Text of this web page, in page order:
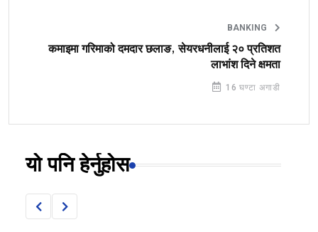
BANKING
कमाइमा गरिमाको दमदार छलाङ, सेयरधनीलाई २० प्रतिशत
लाभांश दिने क्षमता
16 घण्टा अगाडी
यो पनि हेर्नुहोस